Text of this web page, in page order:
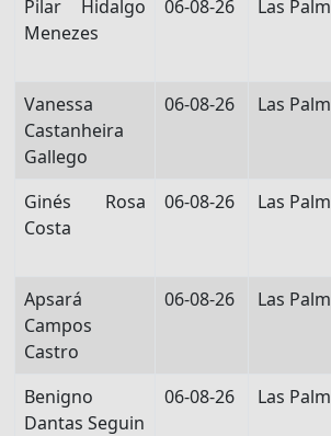
Pilar Hidalgo
Menezes
06-08-26 Las
Vanessa
Castanheira
Gallego
06-08-26 Las
Ginés Rosa
Costa
06-08-26 Las
Apsará
Campos
Castro
06-08-26 Las
Benigno
Dantas Seguin
06-08-26 Las